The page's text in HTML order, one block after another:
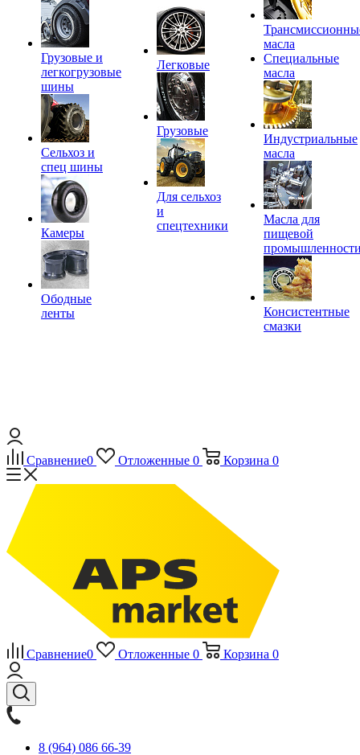
Грузовые и
легкогрузовые
шины
Сельхоз и
спец шины
Камеры
Ободные
ленты
Легковые
Грузовые
Для сельхоз
и
спецтехники
масла
Специальные
масла
Индустриальные
масла
Масла для
пищевой
Консистентные
смазки
Сравнение0 Отложенные 0 Корзина 0
Сравнение0 Отложенные 0 Корзина 0
8 (964) 086 66-39